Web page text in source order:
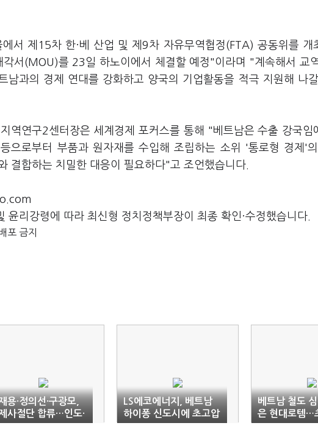
서 제15차 한·베 산업 및 제9차 자유무역협정(FTA) 공동위를 개
서(MOU)를 23일 하노이에서 체결할 예정"이라며 "계속해서 교
남과의 경제 연대를 강화하고 양국의 기업활동을 적극 지원해 나
역연구2센터장은 세계경제 포커스를 통해 "베트남은 수출 강국임
으로부터 부품과 원자재를 수입해 조립하는 소위 '통로형 경제'
결합하는 치밀한 대응이 필요하다"고 조언했습니다.
윤리강령에 따라 최신형 정치정책부장이 최종 확인·수정했습니다.
포 금지
용·정의선·구광모,
사절단 합류…인도·
남 ‘세일즈 외교’ 출
LS에코에너지, 베트남
하이퐁 신도시에 초고압
케이블 공급
베트남 철도
은 현대로템…
속철 수주전 ‘